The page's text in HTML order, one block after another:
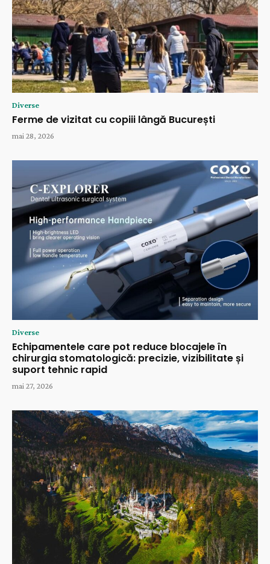
Diverse
Ferme de vizitat cu copiii lângă București
mai 28, 2026
Diverse
Echipamentele care pot reduce blocajele în
chirurgia stomatologică: precizie, vizibilitate și
suport tehnic rapid
mai 27, 2026